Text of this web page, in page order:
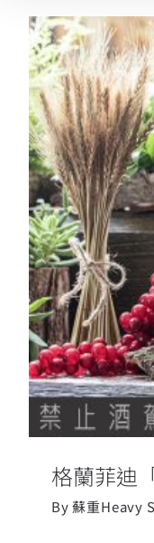
格蘭菲迪
By蘇重Heavy